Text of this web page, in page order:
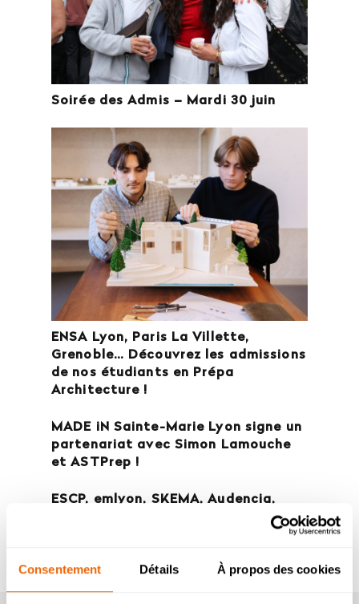
Consentement Détails À propos des cookies
Soirée des Admis – Mardi 30 juin
ENSA Lyon, Paris La Villette,
Grenoble… Découvrez les admissions
de nos étudiants en Prépa
Architecture !
MADE iN Sainte-Marie Lyon signe un
partenariat avec Simon Lamouche
et ASTPrep !
ESCP, emlyon, SKEMA, Audencia,
admissibilités 2026 de nos étudiants